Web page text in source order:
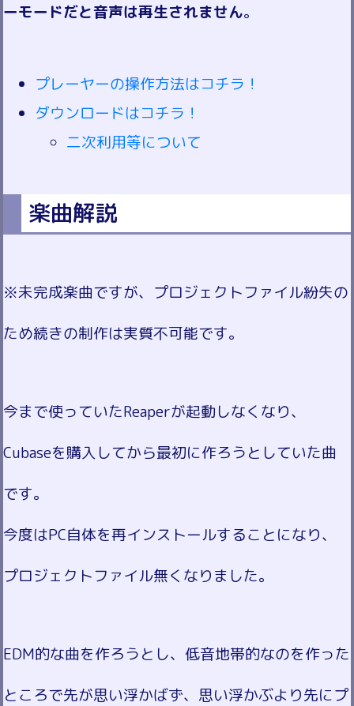
ーモードだと音声は再生されません。
プレーヤーの操作方法はコチラ！
ダウンロードはコチラ！
二次利用等について
楽曲解説
※未完成楽曲ですが、プロジェクトファイル紛失の
ため続きの制作は実質不可能です。
今まで使っていたReaperが起動しなくなり、
Cubaseを購入してから最初に作ろうとしていた曲
です。
今度はPC自体を再インストールすることになり、
プロジェクトファイル無くなりました。
EDM的な曲を作ろうとし、低音地帯的なのを作った
ところで先が思い浮かばず、思い浮かぶより先にプ